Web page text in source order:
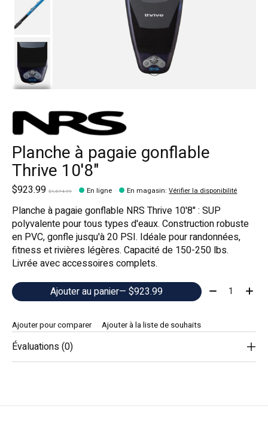
Planche à pagaie gonflable
Thrive 10'8"
$923.99 $1,674.99 En ligne En magasin:Vérifier la disponibilité
Planche à pagaie gonflable NRS Thrive 10'8" : SUP
polyvalente pour tous types d'eaux. Construction robuste
en PVC, gonfle jusqu'à 20 PSI. Idéale pour randonnées,
fitness et rivières légères. Capacité de 150-250 lbs.
Livrée avec accessoires complets.
Ajouter au panier
— $923.99 Quantité:
Ajouter pour comparer Ajouter à la liste de souhaits
Évaluations (0)